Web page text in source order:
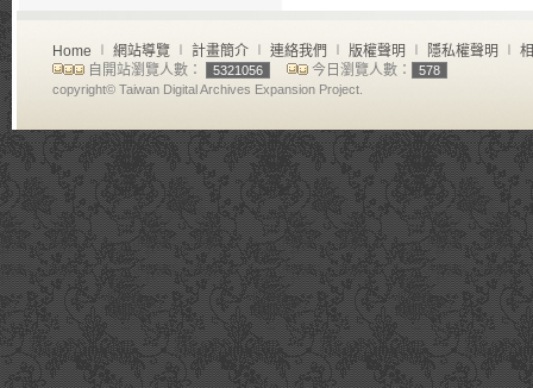
Home ∣ 網站導覽 ∣ 計畫簡介 ∣ 連絡我們 ∣ 版權聲明 ∣ 隱私權聲明 ∣
自開站瀏覽人數：
5321056 今日瀏覽人數：
578
copyright© Taiwan Digital Archives Expansion Project.